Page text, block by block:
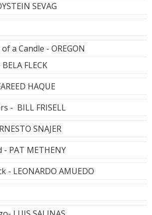
SEVAG
a Candle - OREGON
FLECK
HAQUE
- BILL FRISELL
SNAJER
- PAT METHENY
- LEONARDO AMUEDO